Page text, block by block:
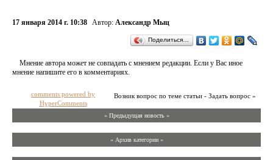
17 января 2014 г. 10:38 Автор: Александр Мыц
Поделиться…
Мнение автора может не совпадать с мнением редакции. Если у Вас иное
мнение напишите его в комментариях.
Возник вопрос по теме статьи - Задать вопрос »
comments powered by
HyperComments
« Предыдущая новость «
» Архив категории «